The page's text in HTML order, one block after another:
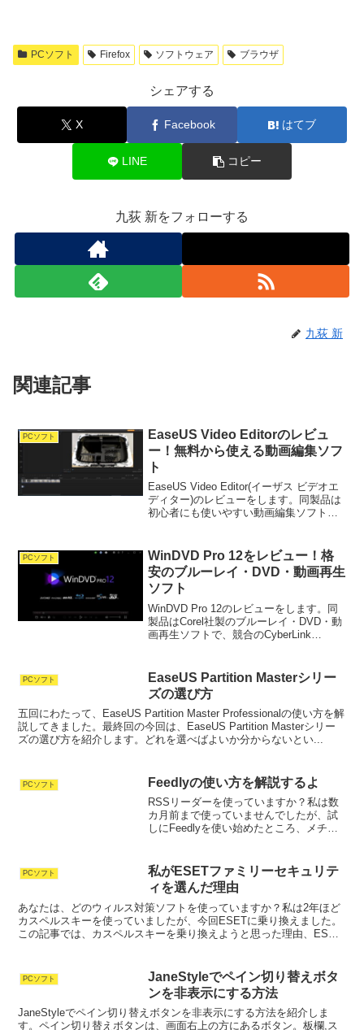
PCソフト Firefox ソフトウェア ブラウザ
シェアする
X Facebook はてブ
LINE コピー
九荻 新をフォローする
九荻 新
関連記事
PCソフト
EaseUS Video Editorのレビュ
ー！無料から使える動画編集ソフ
ト
EaseUS Video Editor(イーザス ビデオエ
ディター)のレビューをします。同製品は
初心者にも使いやすい動画編集ソフト
あるものの試用期間の日数制限は無いた
め...
PCソフト
WinDVD Pro 12をレビュー！格
安のブルーレイ・DVD・動画再生
ソフト
WinDVD Pro 12のレビューをします。同
製品はCorel社製のブルーレイ・DVD・動
画再生ソフトで、競合のCyberLink
す。 ソースネクストで...
PCソフト
EaseUS Partition Masterシリー
ズの選び方
五回にわたって、EaseUS Partition Master Professionalの使い方を解
説してきました。最終回の今回は、EaseUS Partition Masterシリー
ズの選び方を紹介します。どれを選べばよいか分からないとい...
PCソフト Feedlyの使い方を解説するよ
RSSリーダーを使っていますか？私は数
カ月前まで使っていませんでしたが、試
しにFeedlyを使い始めたところ、メチャ
ません。というわけで、この記事では
Feedly...
PCソフト
私がESETファミリーセキュリテ
ィを選んだ理由
あなたは、どのウィルス対策ソフトを使っていますか？私は2年ほど
カスペルスキーを使っていましたが、今回ESETに乗り換えました。
この記事では、カスペルスキーを乗り換えようと思った理由、ESET
PCソフト
JaneStyleでペイン切り替えボタ
ンを非表示にする方法
JaneStyleでペイン切り替えボタンを非表示にする方法を紹介しま
す。ペイン切り替えボタンは、画面右上の方にあるボタン。板欄,ス